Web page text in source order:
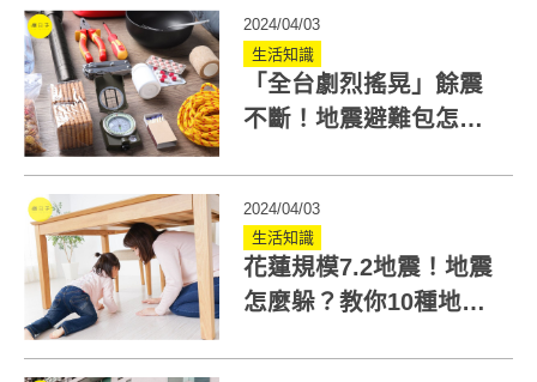
2024/04/03
生活知識
「全台劇烈搖晃」餘震
不斷！地震避難包怎麼
2024/04/03
生活知識
花蓮規模7.2地震！地震
怎麼躲？教你10種地震